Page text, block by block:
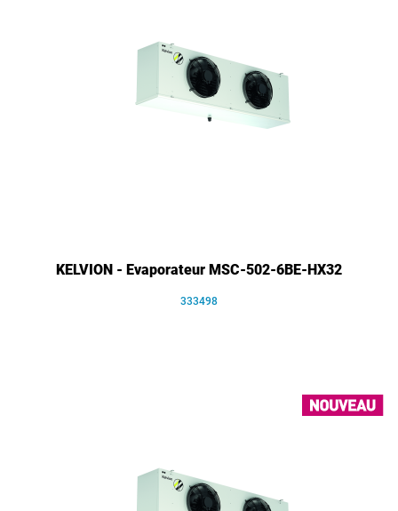
KELVION - Evaporateur MSC-502-6BE-HX32
333498